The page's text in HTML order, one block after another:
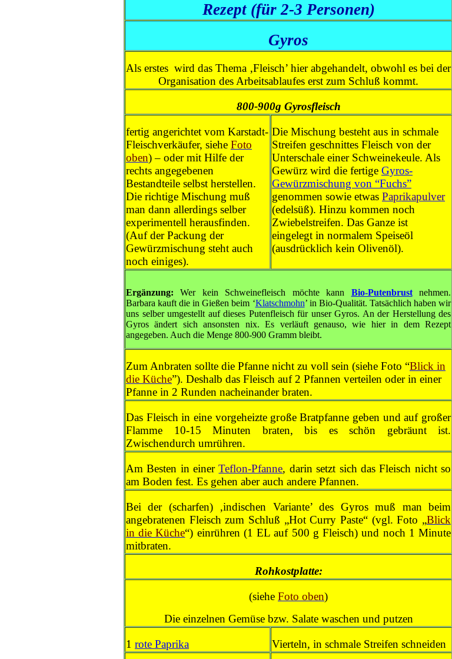
Rezept (für 2-3 Personen)
Gyros
Als erstes wird das Thema ‚Fleisch’ hier abgehandelt, obwohl es bei der
Organisation des Arbeitsablaufes erst zum Schluß kommt.
800-900g Gyrosfleisch
fertig angerichtet vom Karstadt-
Fleischverkäufer, siehe Foto
oben) – oder mit Hilfe der
rechts angegebenen
Bestandteile selbst herstellen.
Die richtige Mischung muß
man dann allerdings selber
experimentell herausfinden.
(Auf der Packung der
Gewürzmischung steht auch
noch einiges).
Die Mischung besteht aus in schmale
Streifen geschnittes Fleisch von der
Unterschale einer Schweinekeule. Als
Gewürz wird die fertige Gyros-
Gewürzmischung von “Fuchs”
genommen sowie etwas Paprikapulver
(edelsüß). Hinzu kommen noch
Zwiebelstreifen. Das Ganze ist
eingelegt in normalem Speiseöl
(ausdrücklich kein Olivenöl).
Ergänzung: Wer kein Schweinefleisch möchte kann Bio-Putenbrustnehmen.
Barbara kauft die in Gießen beim ‘Klatschmohn’ in Bio-Qualität. Tatsächlich haben wir
uns selber umgestellt auf dieses Putenfleisch für unser Gyros. An der Herstellung des
Gyros ändert sich ansonsten nix. Es verläuft genauso, wie hier in dem Rezept
angegeben. Auch die Menge 800-900 Gramm bleibt.
Zum Anbraten sollte die Pfanne nicht zu voll sein (siehe Foto “Blick in
die Küche”). Deshalb das Fleisch auf 2 Pfannen verteilen oder in einer
Pfanne in 2 Runden nacheinander braten.
Das Fleisch in eine vorgeheizte große Bratpfanne geben und auf großer
Flamme 10-15 Minuten braten, bis es schön gebräunt ist.
Zwischendurch umrühren.
Am Besten in einerTeflon-Pfanne, darin setzt sich das Fleisch nicht so
am Boden fest. Es gehen aber auch andere Pfannen.
Bei der (scharfen) ‚indischen Variante’ des Gyros muß man beim
angebratenen Fleisch zum Schluß „Hot Curry Paste“ (vgl. Foto „Blick
in die Küche“) einrühren (1 EL auf 500 g Fleisch) und noch 1 Minute
mitbraten.
Rohkostplatte:
(siehe Foto oben)
Die einzelnen Gemüse bzw. Salate waschen und putzen
1 rote Paprika Vierteln, in schmale Streifen schneiden